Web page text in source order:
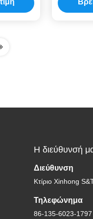
Η διεύθυνσή
Διεύθυνση
Κτίριο Xinhong
Τηλεφώνημα
86-135-6023-1797